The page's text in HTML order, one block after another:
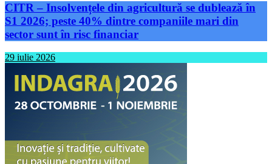
CITR – Insolvențele din agricultură se dublează în
S1 2026; peste 40% dintre companiile mari din
sector sunt în risc financiar
29 iulie 2026